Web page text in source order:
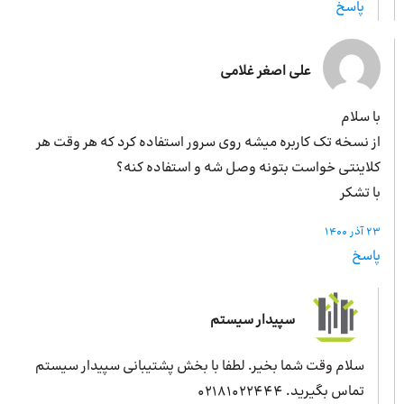
پاسخ
علی اصغر غلامی
با سلام
از نسخه تک کاربره میشه روی سرور استفاده کرد که هر وقت هر
کلاینتی خواست بتونه وصل شه و استفاده کنه؟
با تشکر
23 آذر 1400
پاسخ
سپیدار سیستم
سلام وقت شما بخیر. لطفا با بخش پشتیبانی سپیدار سیستم
تماس بگیرید. 02181022444